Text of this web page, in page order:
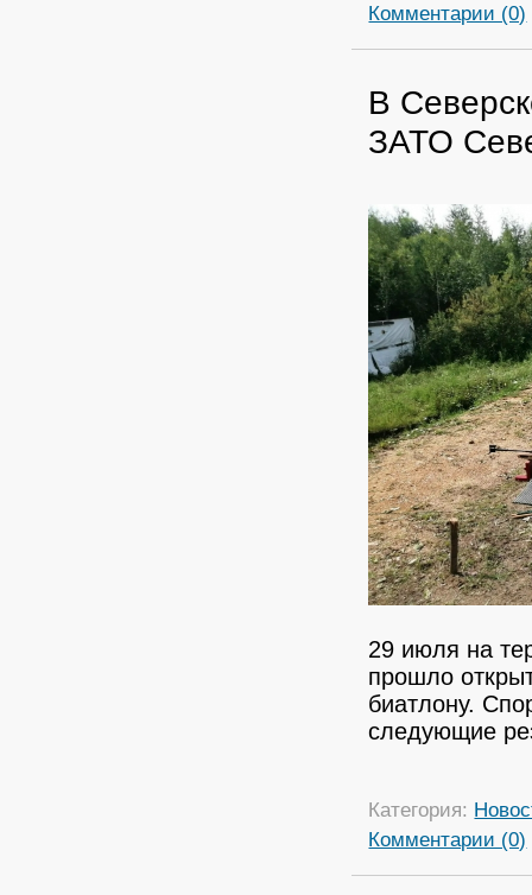
Комментарии (0)
В
ЗАТО
29 июля на
прошло
биатлону.
следующие
Категория:
Комментарии (0)